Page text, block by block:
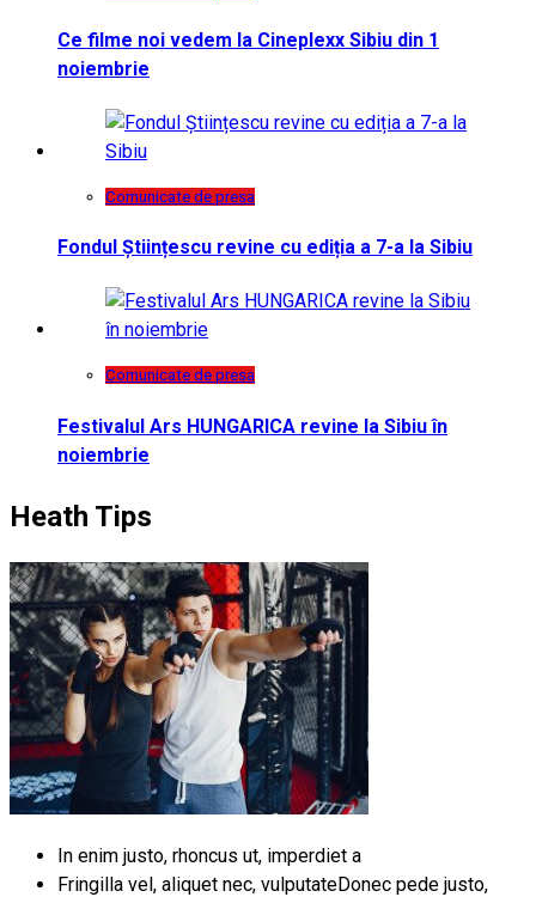
Ce filme noi vedem la Cineplexx Sibiu din 1
noiembrie
Comunicate de presa
Fondul Științescu revine cu ediția a 7-a la Sibiu
Comunicate de presa
Festivalul Ars HUNGARICA revine la Sibiu în
noiembrie
Heath Tips
In enim justo, rhoncus ut, imperdiet a
Fringilla vel, aliquet nec, vulputateDonec pede justo,